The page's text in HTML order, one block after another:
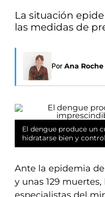
La situación
las medidas de
Por Ana Roche
El dengue produce un
hidratarse bien y
Ante la epidemia
y unas 129